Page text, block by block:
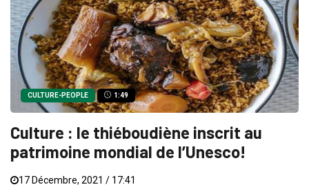
CULTURE-PEOPLE 1:49
Culture : le thiéboudiène inscrit au
patrimoine mondial de l’Unesco!
17 Décembre, 2021 / 17:41